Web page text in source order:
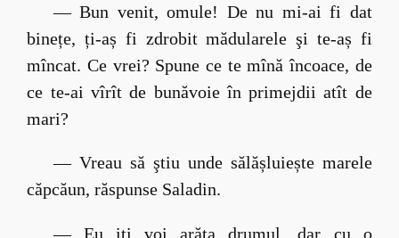
— Bun venit, omule! De nu mi-ai fi dat
binețe, ți-aș fi zdrobit mădularele şi te-aș fi
mîncat. Ce vrei? Spune ce te mînă încoace, de
ce te-ai vîrît de bunăvoie în primejdii atît de
mari?
— Vreau să ştiu unde sălășluiește marele
căpcăun, răspunse Saladin.
— Eu iţi voi arăta drumul, dar cu o